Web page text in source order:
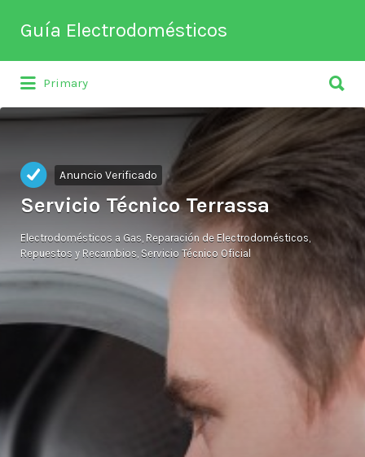
Guía Electrodomésticos
Directorio de empresas relacionadas
fabricación entre otros de
electrodomésticos y climatización.
Buscar
por:
Primary
por:
Anuncio Verificado
Servicio Técnico Terrassa
Electrodomésticos a Gas Reparación de Electrodomésticos
Repuestos y Recambios Servicio Técnico Oficial